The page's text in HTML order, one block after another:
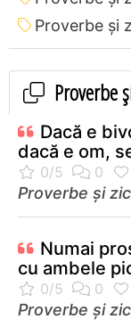
Proverbe și
Proverbe
Dacă e
dacă e om,
Proverbe și
Numai
cu ambele
Proverbe și